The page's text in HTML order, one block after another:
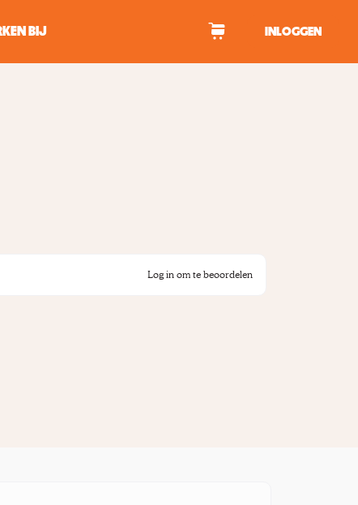
BIJ INLOGGEN
Log in om te beoordelen